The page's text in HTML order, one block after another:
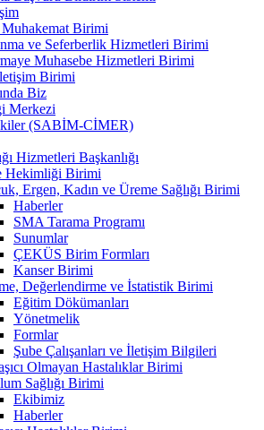
Birimi
ve Seferberlik Hizmetleri Birimi
Muhasebe Hizmetleri Birimi
Birimi
Biz
Merkezi
(SABİM-CİMER)
Hizmetleri Başkanlığı
Hekimliği Birimi
Ergen, Kadın ve Üreme Sağlığı Birimi
Haberler
SMA Tarama Programı
Sunumlar
ÇEKÜS Birim Formları
Kanser Birimi
Değerlendirme ve İstatistik Birimi
Eğitim Dökümanları
Yönetmelik
Formlar
Şube Çalışanları ve İletişim Bilgileri
Olmayan Hastalıklar Birimi
Sağlığı Birimi
Ekibimiz
Haberler